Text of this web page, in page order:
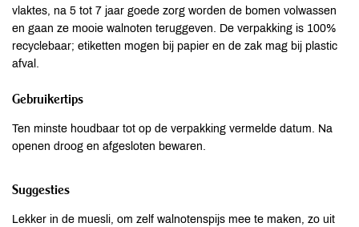
vlaktes, na 5 tot 7 jaar goede zorg worden de bomen volwassen
en gaan ze mooie walnoten teruggeven. De verpakking is 100%
recyclebaar; etiketten mogen bij papier en de zak mag bij plastic
afval.
Gebruikertips
Ten minste houdbaar tot op de verpakking vermelde datum. Na
openen droog en afgesloten bewaren.
Suggesties
Lekker in de muesli, om zelf walnotenspijs mee te maken, zo uit